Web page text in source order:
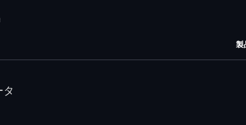
製